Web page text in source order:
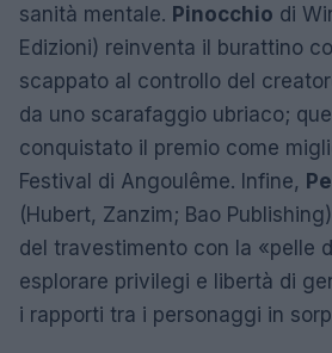
sanità mentale. Pinocchio di
Edizioni) reinventa il burattino
scappato al controllo del
da uno scarafaggio ubriaco;
conquistato il premio come
Festival di Angoulême. Infine,
(Hubert, Zanzim; Bao
del travestimento con la «pelle
esplorare privilegi e libertà di
i rapporti tra i personaggi in